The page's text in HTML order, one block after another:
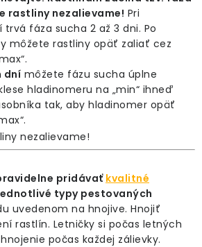
rastliny nezalievame! Pri
fáza sucha 2 až 3 dni. Po
môžete rastliny opäť zaliať cez
dní môžete fázu sucha úplne
hladinomeru na „min“ ihneď
tak, aby hladinomer opäť
pridávať kvalitné
typy pestovaných
uvedenom na hnojive. Hnojiť
rastlín. Letničky si počas letných
počas každej zálievky.